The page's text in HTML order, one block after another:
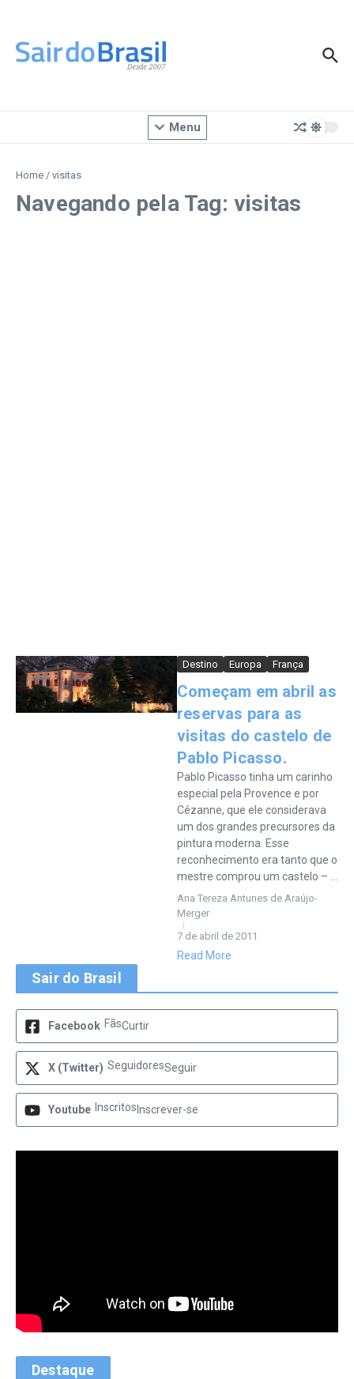
Menu
Home / visitas
Navegando pela Tag: visitas
Destino Europa França
Começam em abril as
reservas para as
visitas do castelo de
Pablo Picasso.
Pablo Picasso tinha um carinho
especial pela Provence e por
Cézanne, que ele considerava
um dos grandes precursores da
pintura moderna. Esse
reconhecimento era tanto que o
mestre comprou um castelo – ...
Ana Tereza Antunes de Araújo-
Merger
7 de abril de 2011
Read More
Sair do Brasil
Facebook FãsCurtir
X (Twitter) SeguidoresSeguir
Youtube Inscritos Inscrever-se
Destaque